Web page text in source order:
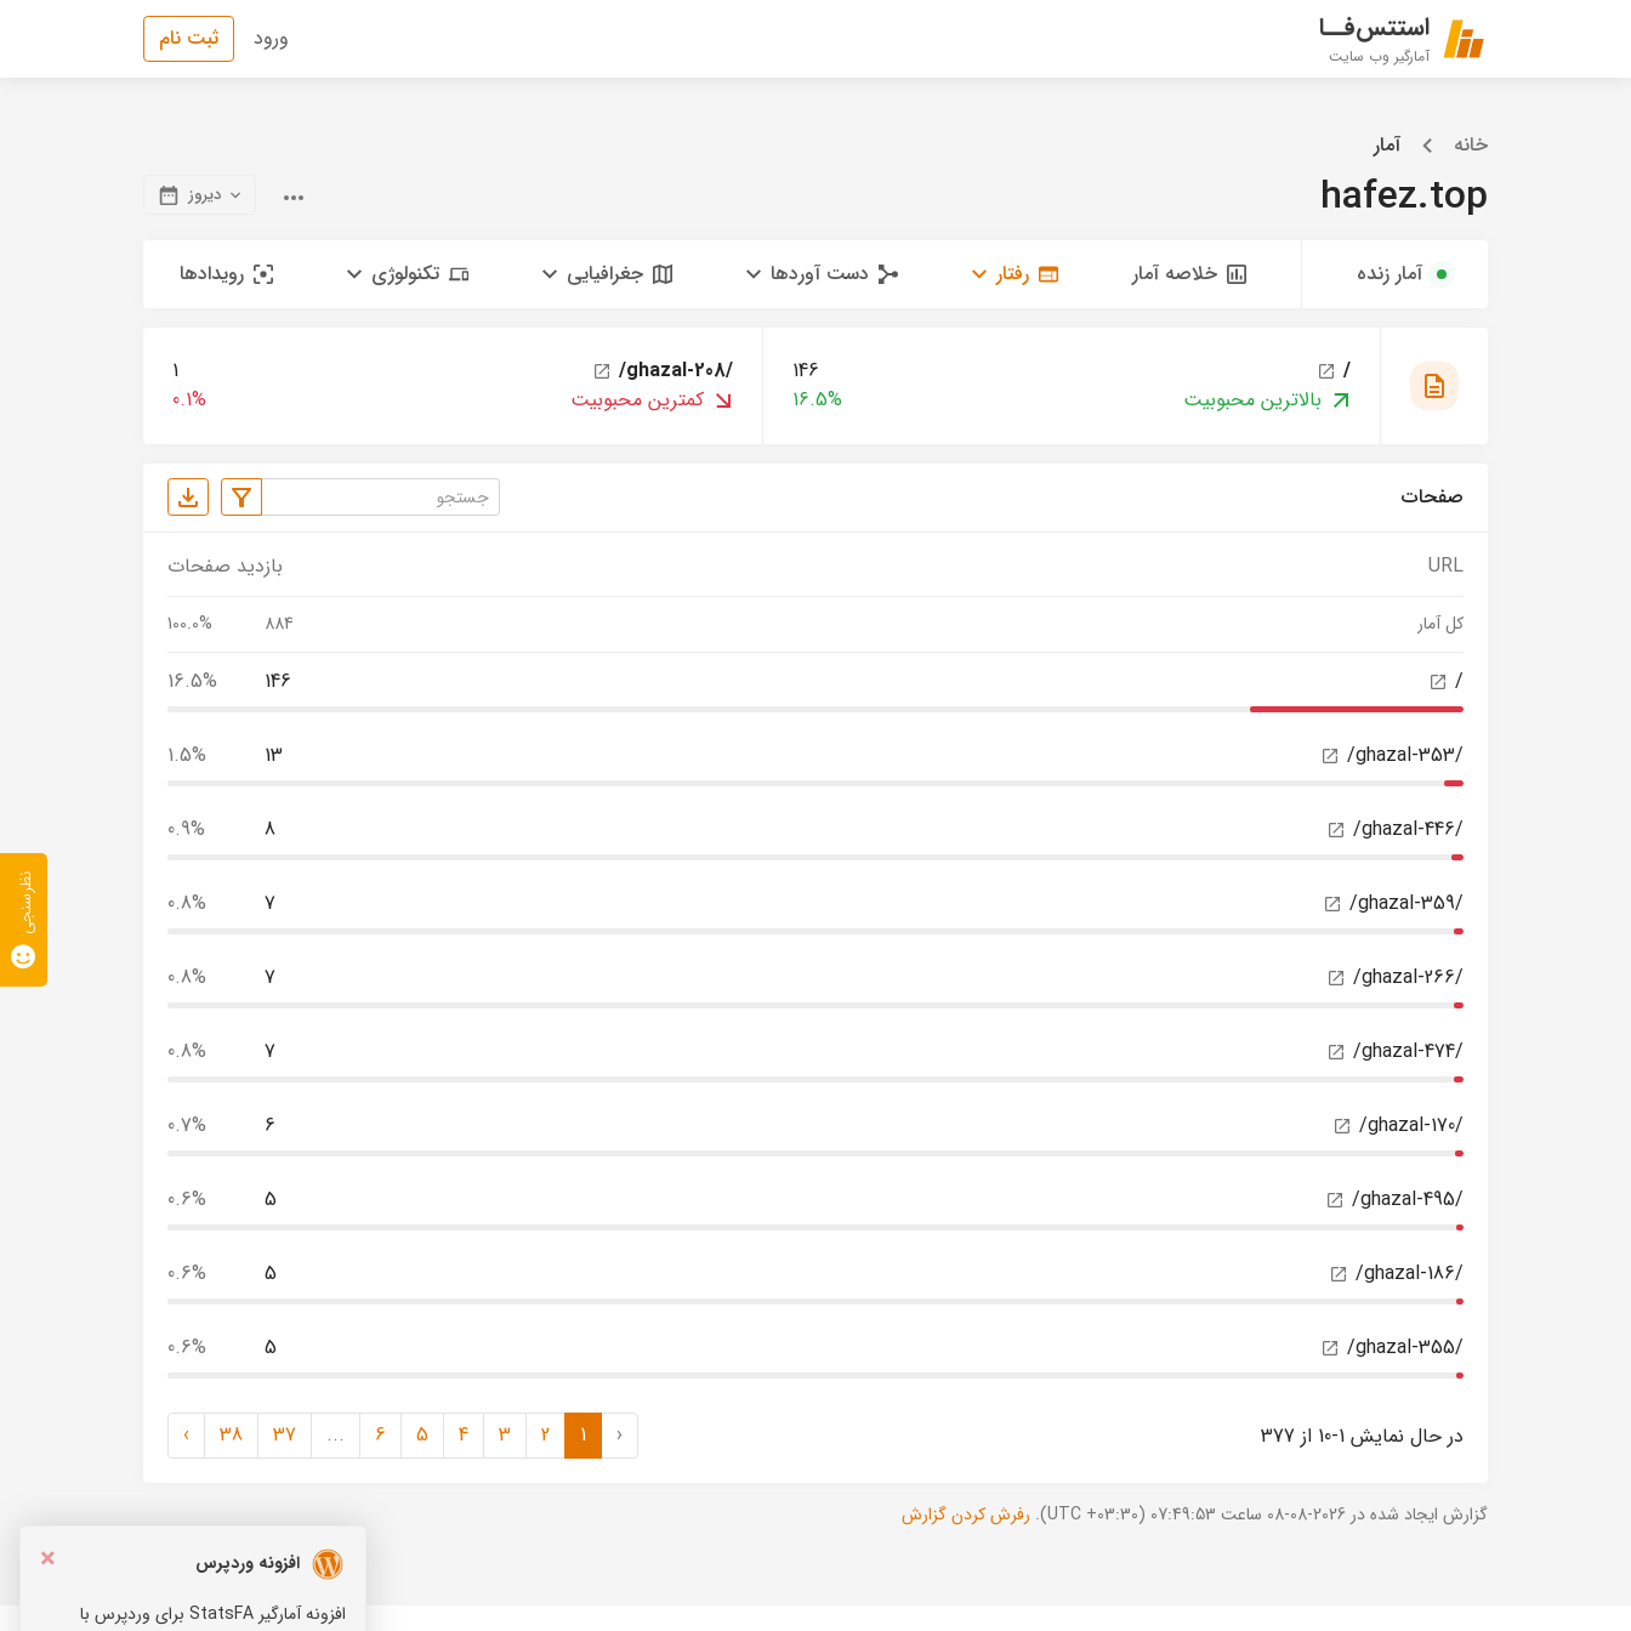
استتس‌فــا
آمارگیر وب سایت
ورود ثبت نام
خانه آمار
hafez.top دیروز
آمار زنده خلاصه آمار رفتار دست آوردها جغرافیایی تکنولوژی رویدادها
/
146
بالاترین محبوبیت
16.5%
/ghazal-208/
1
کمترین محبوبیت
0.1%
صفحات
URL بازدید صفحات
کل آمار 884
100.0%
/
146
16.5%
/ghazal-353/
13
1.5%
/ghazal-446/
8
0.9%
/ghazal-359/
7
0.8%
/ghazal-266/
7
0.8%
/ghazal-474/
7
0.8%
/ghazal-170/
6
0.7%
/ghazal-495/
5
0.6%
/ghazal-186/
5
0.6%
/ghazal-355/
5
0.6%
در حال نمایش 1-10 از 377 ‹
1
2
3
4
5
6
...
37
38
›
گزارش ایجاد شده در 2026-08-08 ساعت 07:49:53 (UTC +03:30). رفرش کردن گزارش
×
افزونه وردپرس
افزونه آمارگیر StatsFA برای وردپرس با
نظرسنجی